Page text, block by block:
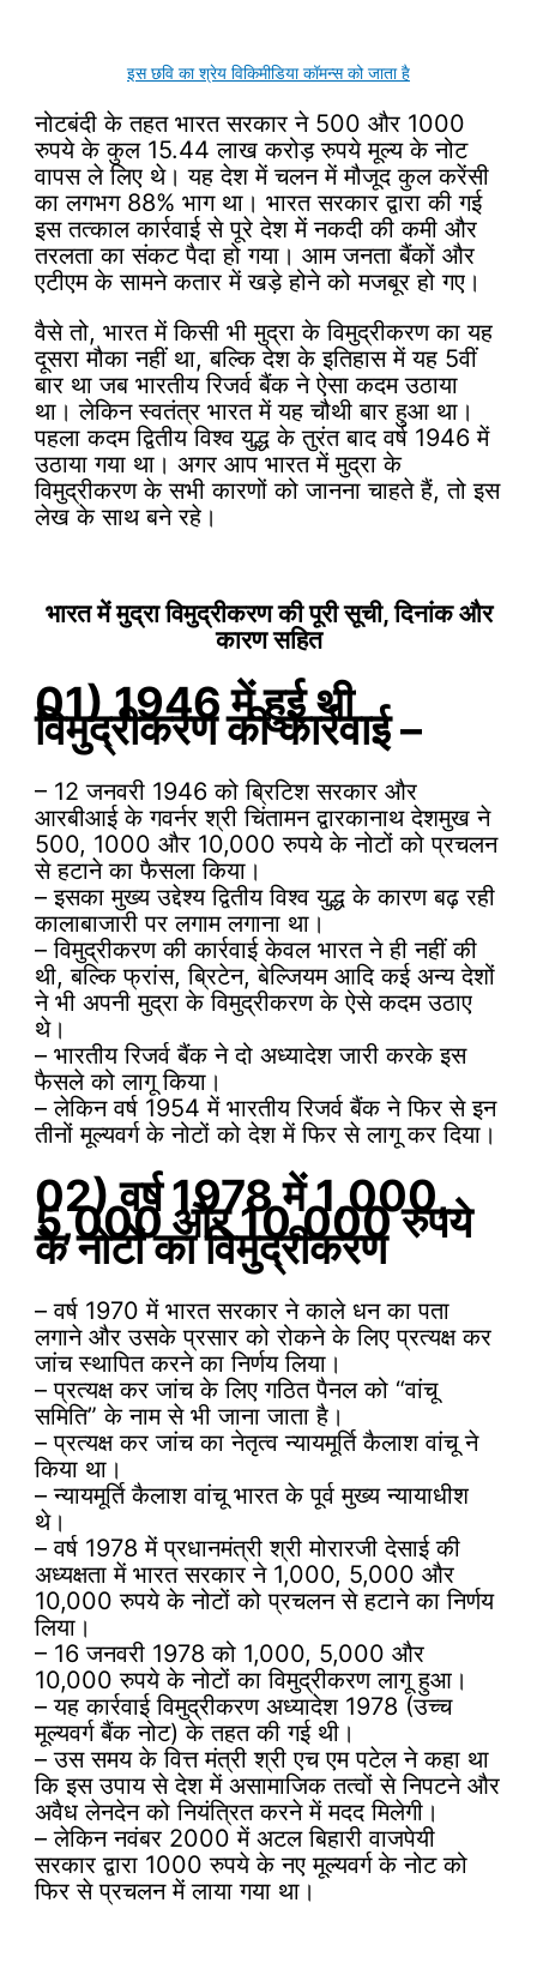
इस छवि का श्रेय विकिमीडिया कॉमन्स को जाता है
नोटबंदी के तहत भारत सरकार ने 500 और 1000
रुपये के कुल 15.44 लाख करोड़ रुपये मूल्य के नोट
वापस ले लिए थे। यह देश में चलन में मौजूद कुल करेंसी
का लगभग 88% भाग था। भारत सरकार द्वारा की गई
इस तत्काल कार्रवाई से पूरे देश में नकदी की कमी और
तरलता का संकट पैदा हो गया। आम जनता बैंकों और
एटीएम के सामने कतार में खड़े होने को मजबूर हो गए।
वैसे तो, भारत में किसी भी मुद्रा के विमुद्रीकरण का यह
दूसरा मौका नहीं था, बल्कि देश के इतिहास में यह 5वीं
बार था जब भारतीय रिजर्व बैंक ने ऐसा कदम उठाया
था। लेकिन स्वतंत्र भारत में यह चौथी बार हुआ था।
पहला कदम द्वितीय विश्व युद्ध के तुरंत बाद वर्ष 1946 में
उठाया गया था। अगर आप भारत में मुद्रा के
विमुद्रीकरण के सभी कारणों को जानना चाहते हैं, तो इस
लेख के साथ बने रहे।
भारत में मुद्रा विमुद्रीकरण की पूरी सूची, दिनांक और
कारण सहित
01) 1946 में हुई थी
विमुद्रीकरण की कार्रवाई –
– 12 जनवरी 1946 को ब्रिटिश सरकार और
आरबीआई के गवर्नर श्री चिंतामन द्वारकानाथ देशमुख ने
500, 1000 और 10,000 रुपये के नोटों को प्रचलन
से हटाने का फैसला किया।
– इसका मुख्य उद्देश्य द्वितीय विश्व युद्ध के कारण बढ़ रही
कालाबाजारी पर लगाम लगाना था।
– विमुद्रीकरण की कार्रवाई केवल भारत ने ही नहीं की
थी, बल्कि फ्रांस, ब्रिटेन, बेल्जियम आदि कई अन्य देशों
ने भी अपनी मुद्रा के विमुद्रीकरण के ऐसे कदम उठाए
थे।
– भारतीय रिजर्व बैंक ने दो अध्यादेश जारी करके इस
फैसले को लागू किया।
– लेकिन वर्ष 1954 में भारतीय रिजर्व बैंक ने फिर से इन
तीनों मूल्यवर्ग के नोटों को देश में फिर से लागू कर दिया।
02) वर्ष 1978 में 1,000,
5,000 और 10,000 रुपये
के नोटों का विमुद्रीकरण
– वर्ष 1970 में भारत सरकार ने काले धन का पता
लगाने और उसके प्रसार को रोकने के लिए प्रत्यक्ष कर
जांच स्थापित करने का निर्णय लिया।
– प्रत्यक्ष कर जांच के लिए गठित पैनल को “वांचू
समिति” के नाम से भी जाना जाता है।
– प्रत्यक्ष कर जांच का नेतृत्व न्यायमूर्ति कैलाश वांचू ने
किया था।
– न्यायमूर्ति कैलाश वांचू भारत के पूर्व मुख्य न्यायाधीश
थे।
– वर्ष 1978 में प्रधानमंत्री श्री मोरारजी देसाई की
अध्यक्षता में भारत सरकार ने 1,000, 5,000 और
10,000 रुपये के नोटों को प्रचलन से हटाने का निर्णय
लिया।
– 16 जनवरी 1978 को 1,000, 5,000 और
10,000 रुपये के नोटों का विमुद्रीकरण लागू हुआ।
– यह कार्रवाई विमुद्रीकरण अध्यादेश 1978 (उच्च
मूल्यवर्ग बैंक नोट) के तहत की गई थी।
– उस समय के वित्त मंत्री श्री एच एम पटेल ने कहा था
कि इस उपाय से देश में असामाजिक तत्वों से निपटने और
अवैध लेनदेन को नियंत्रित करने में मदद मिलेगी।
– लेकिन नवंबर 2000 में अटल बिहारी वाजपेयी
सरकार द्वारा 1000 रुपये के नए मूल्यवर्ग के नोट को
फिर से प्रचलन में लाया गया था।